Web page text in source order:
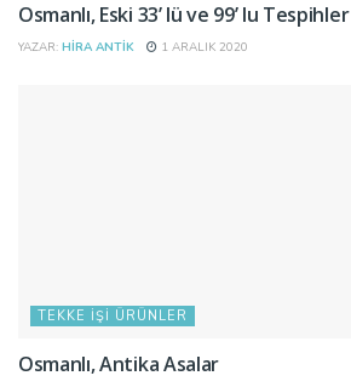
Osmanlı, Eski 33’ lü ve 99’ lu Tespihler
YAZAR: HIRA ANTIK 1 ARALIK 2020
TEKKE İŞI ÜRÜNLER
Osmanlı, Antika Asalar